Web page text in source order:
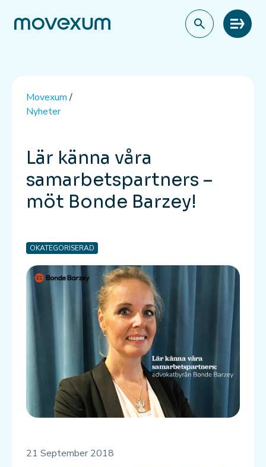
Meny
Movexum/
Nyheter
Lär känna våra
samarbetspartners –
möt Bonde Barzey!
OKATEGORISERAD
21 September 2018